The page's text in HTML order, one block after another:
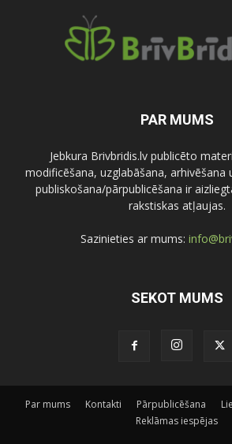
PAR MUMS
Jebkura Brivbridis.lv publicēto
modificēšana, uzglabāšana, arhivēšana
publiskošana/pārpublicēšana ir
rakstiskas atļaujas.
Sazinieties ar mums:
SEKOT MUMS
Par mums Kontakti Pārpublicēšana
Reklāmas iespējas